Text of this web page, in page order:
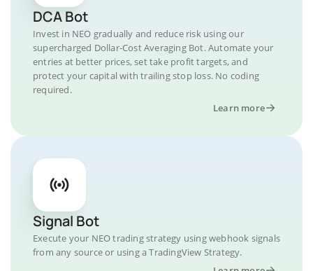
DCA Bot
Invest in NEO gradually and reduce risk using our
supercharged Dollar-Cost Averaging Bot. Automate your
entries at better prices, set take profit targets, and
protect your capital with trailing stop loss. No coding
required.
Learn more
Signal Bot
Execute your NEO trading strategy using webhook signals
from any source or using a TradingView Strategy.